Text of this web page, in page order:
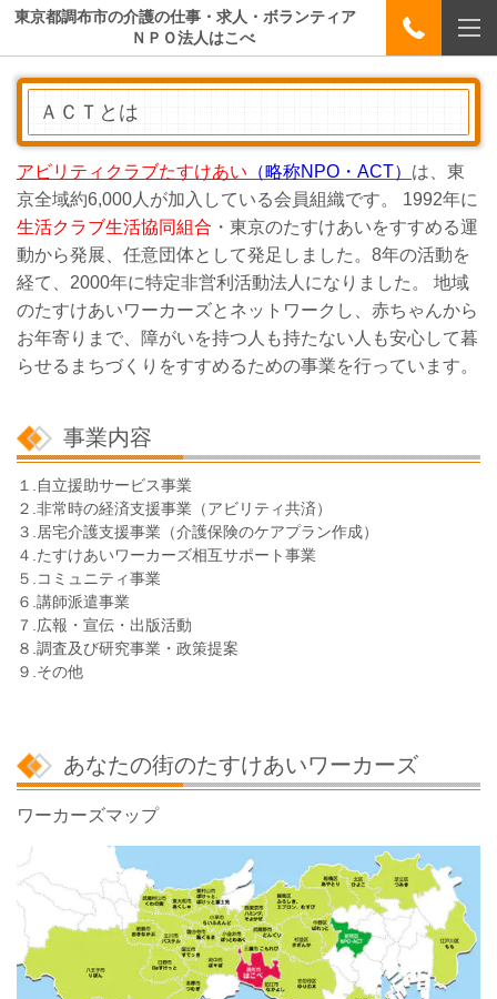
東京都調布市の介護の仕事・求人・ボランティア
ＮＰＯ法人はこべ
ＡＣＴとは
アビリティクラブたすけあい （略称NPO・ACT） は、東
京全域約6,000人が加入している会員組織です。 1992年に
生活クラブ生活協同組合 ・東京のたすけあいをすすめる運
動から発展、任意団体として発足しました。8年の活動を
経て、2000年に特定非営利活動法人になりました。 地域
のたすけあいワーカーズとネットワークし、赤ちゃんから
お年寄りまで、障がいを持つ人も持たない人も安心して暮
らせるまちづくりをすすめるための事業を行っています。
事業内容
１.自立援助サービス事業
２.非常時の経済支援事業（アビリティ共済）
３.居宅介護支援事業（介護保険のケアプラン作成）
４.たすけあいワーカーズ相互サポート事業
５.コミュニティ事業
６.講師派遣事業
７.広報・宣伝・出版活動
８.調査及び研究事業・政策提案
９.その他
あなたの街のたすけあいワーカーズ
ワーカーズマップ